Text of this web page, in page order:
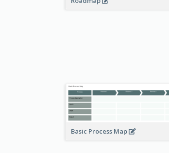
Basic Process Map